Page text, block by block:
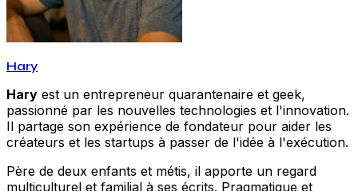
Hary
Hary est un entrepreneur quarantenaire et geek,
passionné par les nouvelles technologies et l'innovation.
Il partage son expérience de fondateur pour aider les
créateurs et les startups à passer de l'idée à l'exécution.
Père de deux enfants et métis, il apporte un regard
multiculturel et familial à ses écrits. Pragmatique et